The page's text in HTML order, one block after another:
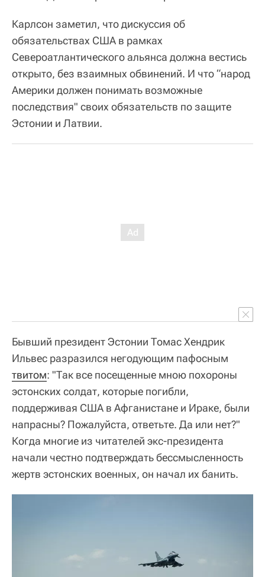
Карлсон заметил, что дискуссия об
обязательствах США в рамках
Североатлантического альянса должна вестись
открыто, без взаимных обвинений. И что “народ
Америки должен понимать возможные
последствия" своих обязательств по защите
Эстонии и Латвии.
Бывший президент Эстонии Томас Хендрик
Ильвес разразился негодующим пафосным
твитом: "Так все посещенные мною похороны
эстонских солдат, которые погибли,
поддерживая США в Афганистане и Ираке, были
напрасны? Пожалуйста, ответьте. Да или нет?"
Когда многие из читателей экс-президента
начали честно подтверждать бессмысленность
жертв эстонских военных, он начал их банить.